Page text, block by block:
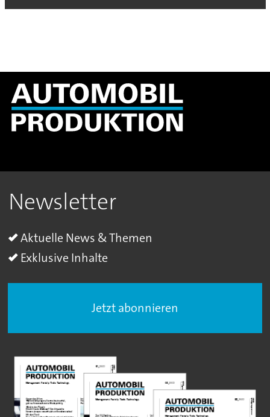
Newsletter
Aktuelle News & Themen
Exklusive Inhalte
Jetzt abonnieren